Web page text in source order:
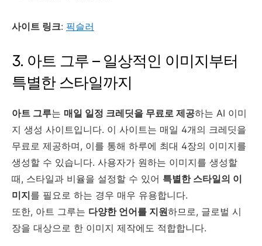
사이트 링크: 픽슬러
3. 아트 그루 – 일상적인 이미지부터
특별한 스타일까지
아트 그루는 매일 일정 크레딧을 무료로 제공하는 AI 이미
지 생성 사이트입니다. 이 사이트는 매일 4개의 크레딧을
무료로 제공하며, 이를 통해 하루에 최대 4장의 이미지를
생성할 수 있습니다. 사용자가 원하는 이미지를 생성할
때, 스타일과 비율을 설정할 수 있어 특별한 스타일의 이
미지를 필요로 하는 경우 매우 유용합니다.
또한, 아트 그루는 다양한 언어를 지원하므로, 글로벌 시
장을 대상으로 한 이미지 제작에도 적합합니다.